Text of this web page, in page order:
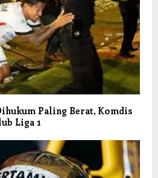
Paling Berat, Komdis
Liga 1